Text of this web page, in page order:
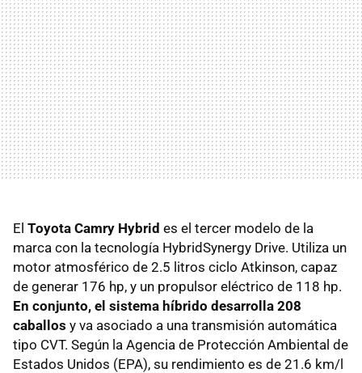
El Toyota Camry Hybrid es el tercer modelo de la
marca con la tecnología HybridSynergy Drive. Utiliza un
motor atmosférico de 2.5 litros ciclo Atkinson, capaz
de generar 176 hp, y un propulsor eléctrico de 118 hp.
En conjunto, el sistema híbrido desarrolla 208
caballos y va asociado a una transmisión automática
tipo CVT. Según la Agencia de Protección Ambiental de
Estados Unidos (EPA), su rendimiento es de 21.6 km/l